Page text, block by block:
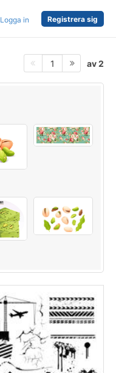
Logga in Registrera sig
1 av 2